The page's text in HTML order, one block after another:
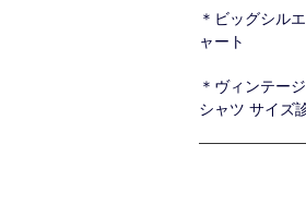
＊ビッグシル
ャート
＊ヴィンテー
シャツ サイズ